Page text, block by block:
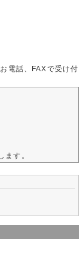
お電話、FAXで受け付
ます。